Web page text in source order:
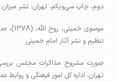
دوم، چاپ سی‌ویکم، تهران: نشر میزان
تنظیم و نشر آثار امام خمینی
تهران: اداره کل امور فرهنگی و